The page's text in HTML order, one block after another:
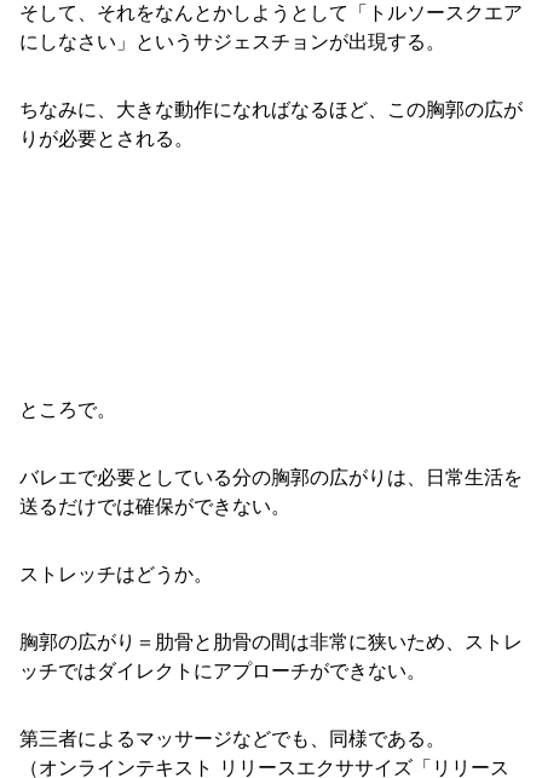
そして、それをなんとかしようとして「トルソースクエア
にしなさい」というサジェスチョンが出現する。
ちなみに、大きな動作になればなるほど、この胸郭の広が
りが必要とされる。
ところで。
バレエで必要としている分の胸郭の広がりは、日常生活を
送るだけでは確保ができない。
ストレッチはどうか。
胸郭の広がり＝肋骨と肋骨の間は非常に狭いため、ストレ
ッチではダイレクトにアプローチができない。
第三者によるマッサージなどでも、同様である。
（オンラインテキスト リリースエクササイズ「リリース